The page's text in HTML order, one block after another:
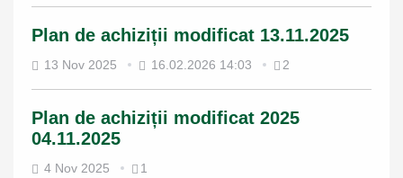
Plan de achiziții modificat 13.11.2025
13 Nov 2025 16.02.2026 14:03 2
Plan de achiziții modificat 2025
04.11.2025
4 Nov 2025 1